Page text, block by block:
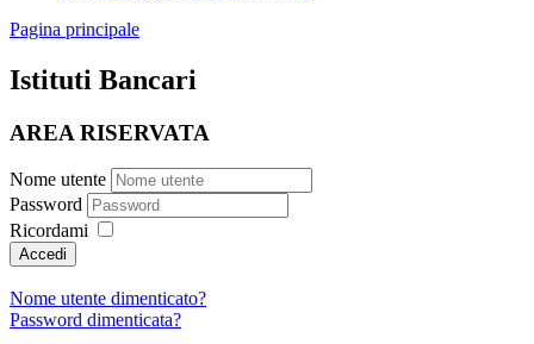
Pagina principale
Istituti Bancari
AREA RISERVATA
Nome utente
Password
Ricordami
Nome utente dimenticato?
Password dimenticata?